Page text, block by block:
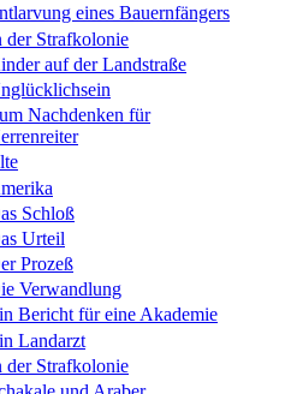
eines Bauernfängers
der Strafkolonie
auf der Landstraße
Nachdenken für
Schloß
Urteil
Prozeß
Verwandlung
Bericht für eine Akademie
Landarzt
der Strafkolonie